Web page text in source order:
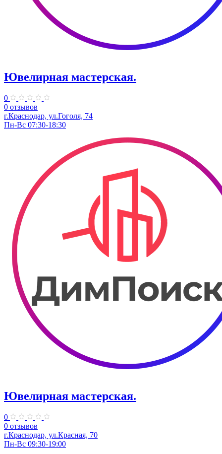
Ювелирная мастерская.
0
0 отзывов
г.Краснодар, ул.​Гоголя, 74
Пн-Вс 07:30-18:30
Ювелирная мастерская.
0
0 отзывов
г.Краснодар, ул.​Красная, 70
Пн-Вс 09:30-19:00